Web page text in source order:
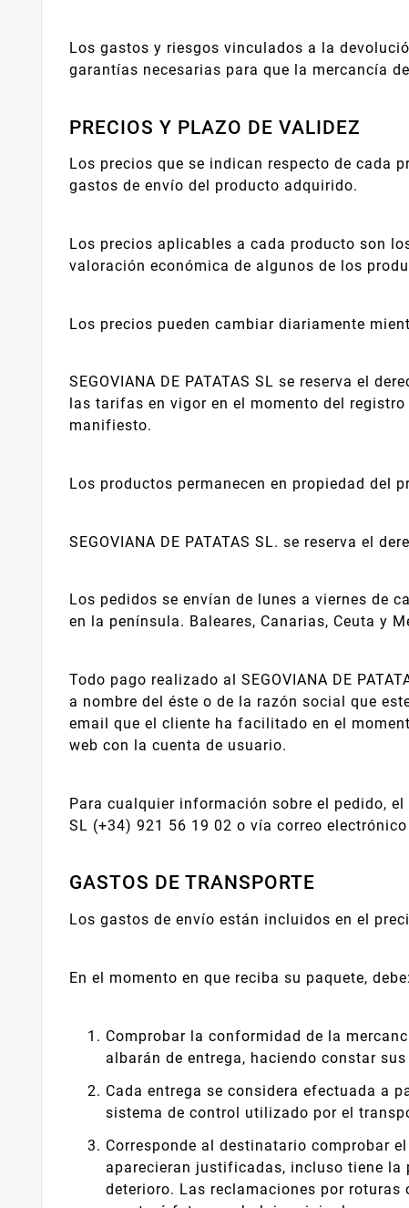
Los gastos y riesgos vinculados a la
garantías necesarias para que la mercancía
PRECIOS Y PLAZO DE VALIDEZ
Los precios que se indican respecto de cada
gastos de envío del producto adquirido.
Los precios aplicables a cada producto son
valoración económica de algunos de los
Los precios pueden cambiar diariamente
SEGOVIANA DE PATATAS SL se reserva el
las tarifas en vigor en el momento del
manifiesto.
Los productos permanecen en propiedad del
SEGOVIANA DE PATATAS SL. se reserva el
Los pedidos se envían de lunes a viernes de
en la península. Baleares, Canarias, Ceuta y
Todo pago realizado al SEGOVIANA DE
a nombre del éste o de la razón social que
email que el cliente ha facilitado en el
web con la cuenta de usuario.
Para cualquier información sobre el pedido, el
SL (+34) 921 56 19 02 o vía correo
GASTOS DE TRANSPORTE
Los gastos de envío están incluidos en el
En el momento en que reciba su paquete, debe:
Comprobar la conformidad de la
albarán de entrega, haciendo constar
Cada entrega se considera efectuada a
sistema de control utilizado por el
Corresponde al destinatario comprobar
aparecieran justificadas, incluso tiene
deterioro. Las reclamaciones por roturas